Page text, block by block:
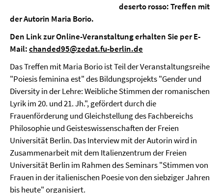
deserto rosso: Treffen mit
der Autorin Maria Borio.
Den Link zur Online-Veranstaltung erhalten Sie per E-
Mail:chanded95@zedat.fu-berlin.de
Das Treffen mit Maria Borio ist Teil der Veranstaltungsreihe
"Poiesis feminina est" des Bildungsprojekts "Gender und
Diversity in der Lehre: Weibliche Stimmen der romanischen
Lyrik im 20. und 21. Jh.", gefördert durch die
Frauenförderung und Gleichstellung des Fachbereichs
Philosophie und Geisteswissenschaften der Freien
Universität Berlin. Das Interview mit der Autorin wird in
Zusammenarbeit mit dem Italienzentrum der Freien
Universität Berlin im Rahmen des Seminars "Stimmen von
Frauen in der italienischen Poesie von den siebziger Jahren
bis heute" organisiert.